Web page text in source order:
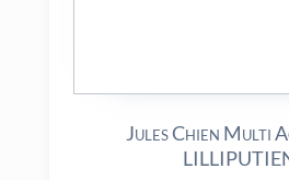
Jules Chien Multi